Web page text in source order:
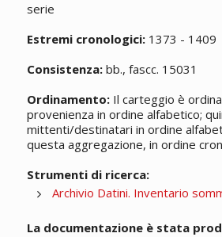
serie
Estremi cronologici:1373 - 1409
Consistenza:bb., fascc. 15031
Ordinamento:Il carteggio è
provenienza in ordine alfabetico;
mittenti/destinatari in ordine
questa aggregazione, in ordine
Strumenti di ricerca:
Archivio Datini. Inventario
La documentazione è stata